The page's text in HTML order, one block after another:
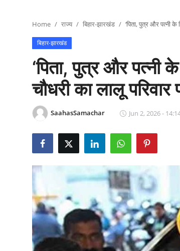
Home राज्य बिहार-झारखंड ‘पिता, पुत्र और पत्नी
बिहार-झारखंड
‘पिता, पुत्र और पत्नी
चौधरी का लालू
SaahasSamachar Jun 2, 2026 -